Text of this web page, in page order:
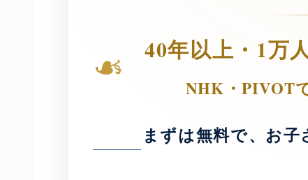
❧ 40年以上・1万
NHK・PIVOT
まずは無料で、お